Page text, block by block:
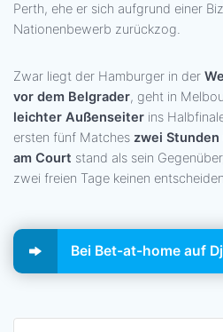
Perth, ehe er sich aufgrund einer
Nationenbewerb zurückzog.
Zwar liegt der Hamburger in der
vor dem Belgrader, geht in
leichter Außenseiter ins
ersten fünf Matches zwei
am Court stand als sein
zwei freien Tage keinen